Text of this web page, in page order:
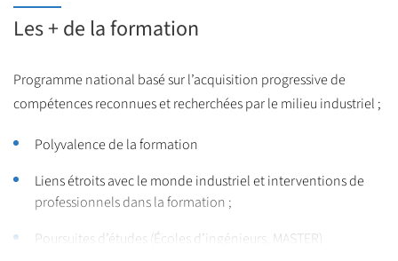
métrologie et aspects réglementaires.
Les + de la formation
Programme national basé sur l’acquisition progressive de
compétences reconnues et recherchées par le milieu industriel ;
Polyvalence de la formation
Liens étroits avec le monde industriel et interventions de
professionnels dans la formation ;
Poursuites d’études (Écoles d’ingénieurs, MASTER)